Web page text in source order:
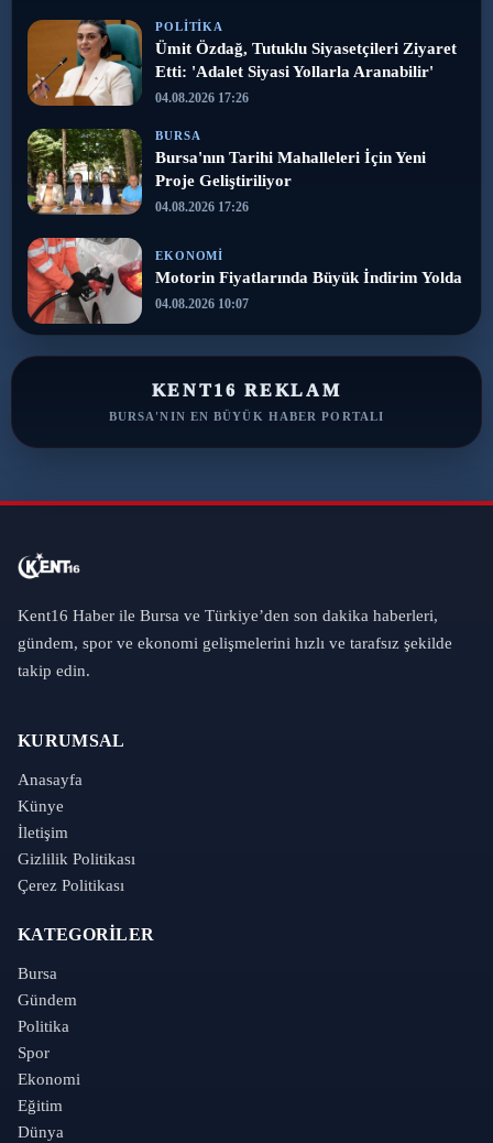
POLITIKA
Ümit Özdağ, Tutuklu Siyasetçileri Ziyaret
Etti: 'Adalet Siyasi Yollarla Aranabilir'
04.08.2026 17:26
BURSA
Bursa'nın Tarihi Mahalleleri İçin Yeni
Proje Geliştiriliyor
04.08.2026 17:26
EKONOMI
Motorin Fiyatlarında Büyük İndirim Yolda
04.08.2026 10:07
KENT16 REKLAM
BURSA'NIN EN BÜYÜK HABER PORTALI
Kent16 Haber ile Bursa ve Türkiye’den son dakika haberleri,
gündem, spor ve ekonomi gelişmelerini hızlı ve tarafsız şekilde
takip edin.
KURUMSAL
Anasayfa
Künye
İletişim
Gizlilik Politikası
Çerez Politikası
KATEGORILER
Bursa
Gündem
Politika
Spor
Ekonomi
Eğitim
Dünya